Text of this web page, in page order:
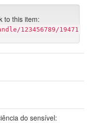
to this item:
123456789/19471
do sensível: